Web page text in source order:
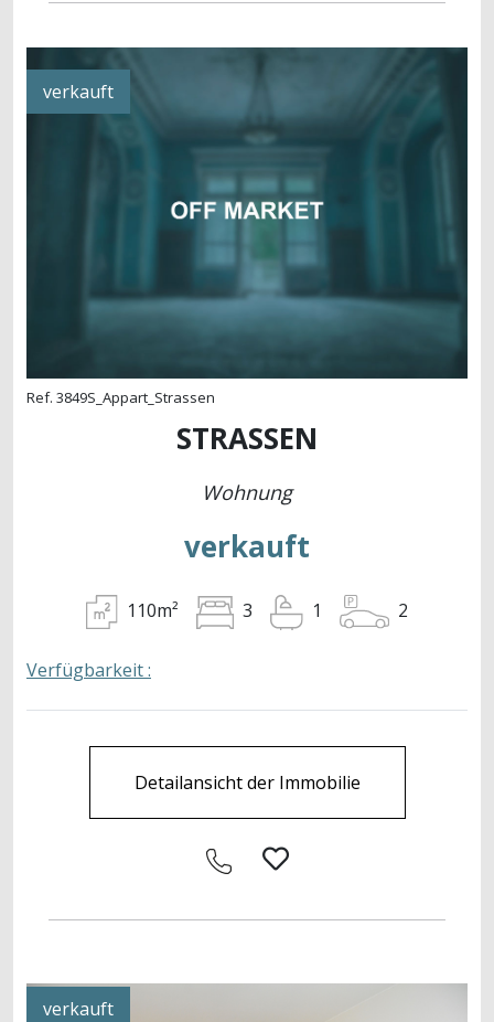
verkauft
Ref. 3849S_Appart_Strassen
STRASSEN
Wohnung
verkauft
110m² 3 1 2
Verfügbarkeit :
Detailansicht der Immobilie
verkauft